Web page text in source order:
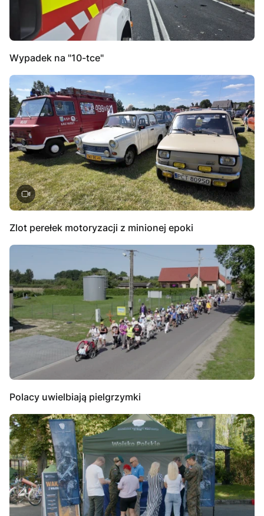
Wypadek na "10-tce"
Zlot perełek motoryzacji z minionej epoki
Polacy uwielbiają pielgrzymki